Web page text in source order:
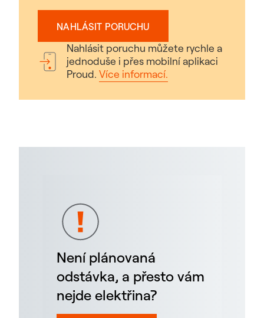
NAHLÁSIT PORUCHU
Nahlásit poruchu můžete rychle a
jednoduše i přes mobilní aplikaci
Proud. Více informací.
Není plánovaná
odstávka, a přesto vám
nejde elektřina?